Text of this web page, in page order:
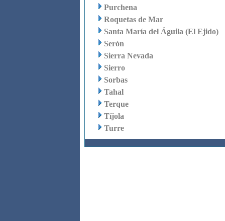
Purchena
Roquetas de Mar
Santa María del Águila (El Ejido)
Serón
Sierra Nevada
Sierro
Sorbas
Tahal
Terque
Tíjola
Turre